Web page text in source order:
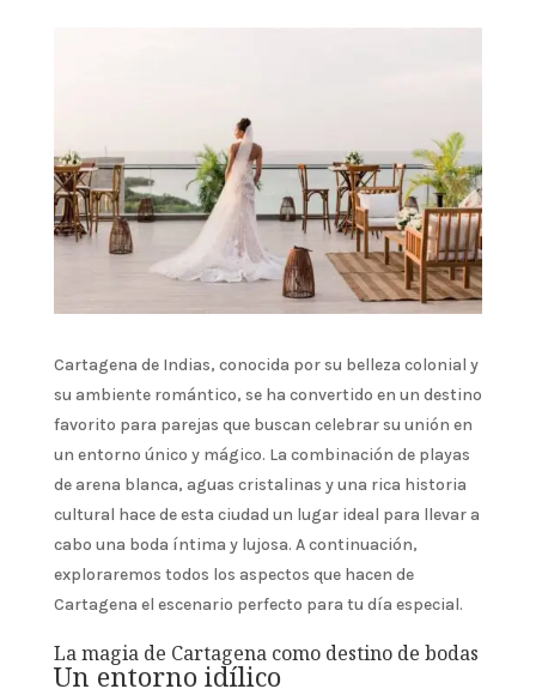
Cartagena de Indias, conocida por su belleza colonial y
su ambiente romántico, se ha convertido en un destino
favorito para parejas que buscan celebrar su unión en
un entorno único y mágico. La combinación de playas
de arena blanca, aguas cristalinas y una rica historia
cultural hace de esta ciudad un lugar ideal para llevar a
cabo una boda íntima y lujosa. A continuación,
exploraremos todos los aspectos que hacen de
Cartagena el escenario perfecto para tu día especial.
La magia de Cartagena como destino de bodas
Un entorno idílico